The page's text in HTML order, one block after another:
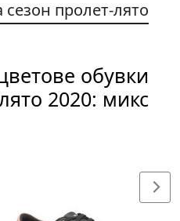
пролет-лято
обувки
2020: микс